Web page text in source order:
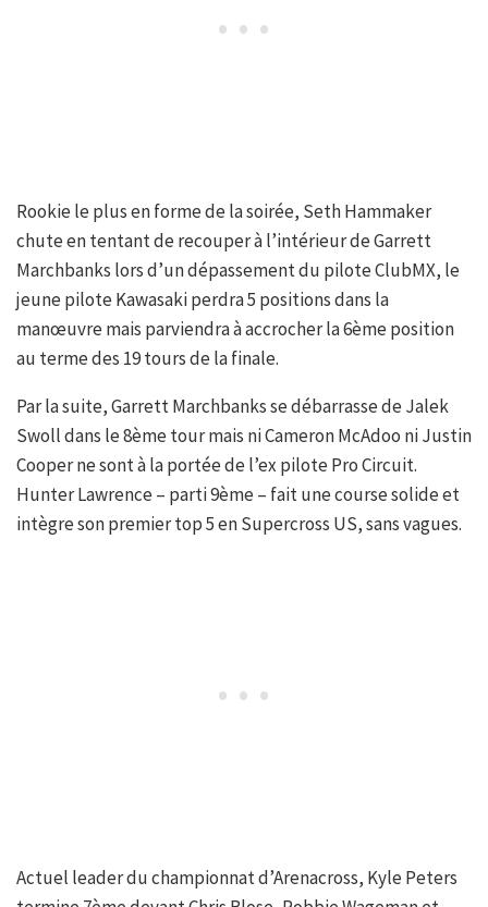
Rookie le plus en forme de la soirée, Seth Hammaker
chute en tentant de recouper à l’intérieur de Garrett
Marchbanks lors d’un dépassement du pilote ClubMX, le
jeune pilote Kawasaki perdra 5 positions dans la
manœuvre mais parviendra à accrocher la 6ème position
au terme des 19 tours de la finale.
Par la suite, Garrett Marchbanks se débarrasse de Jalek
Swoll dans le 8ème tour mais ni Cameron McAdoo ni Justin
Cooper ne sont à la portée de l’ex pilote Pro Circuit.
Hunter Lawrence – parti 9ème – fait une course solide et
intègre son premier top 5 en Supercross US, sans vagues.
Actuel leader du championnat d’Arenacross, Kyle Peters